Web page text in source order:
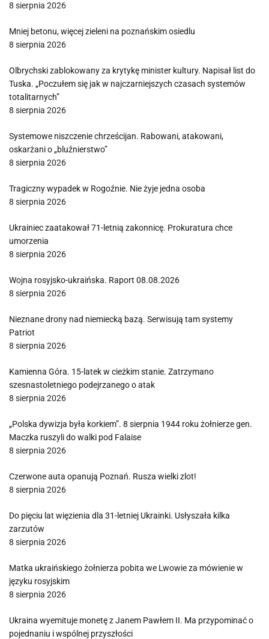
8 sierpnia 2026
Mniej betonu, więcej zieleni na poznańskim osiedlu
8 sierpnia 2026
Olbrychski zablokowany za krytykę minister kultury. Napisał list do
Tuska. „Poczułem się jak w najczarniejszych czasach systemów
totalitarnych”
8 sierpnia 2026
Systemowe niszczenie chrześcijan. Rabowani, atakowani,
oskarżani o „bluźnierstwo”
8 sierpnia 2026
Tragiczny wypadek w Rogoźnie. Nie żyje jedna osoba
8 sierpnia 2026
Ukrainiec zaatakował 71-letnią zakonnicę. Prokuratura chce
umorzenia
8 sierpnia 2026
Wojna rosyjsko-ukraińska. Raport 08.08.2026
8 sierpnia 2026
Nieznane drony nad niemiecką bazą. Serwisują tam systemy
Patriot
8 sierpnia 2026
Kamienna Góra. 15-latek w cieżkim stanie. Zatrzymano
szesnastoletniego podejrzanego o atak
8 sierpnia 2026
„Polska dywizja była korkiem”. 8 sierpnia 1944 roku żołnierze gen.
Maczka ruszyli do walki pod Falaise
8 sierpnia 2026
Czerwone auta opanują Poznań. Rusza wielki zlot!
8 sierpnia 2026
Do pięciu lat więzienia dla 31-letniej Ukrainki. Usłyszała kilka
zarzutów
8 sierpnia 2026
Matka ukraińskiego żołnierza pobita we Lwowie za mówienie w
języku rosyjskim
8 sierpnia 2026
Ukraina wyemituje monetę z Janem Pawłem II. Ma przypominać o
pojednaniu i wspólnej przyszłości